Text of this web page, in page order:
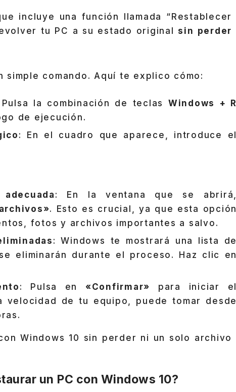
incluye una función llamada “Restablecer
tu PC a su estado originalsin perder
comando. Aquí te explico cómo:
la combinación de teclas Windows + R
de ejecución.
: En el cuadro que aparece, introduce el
: En la ventana que se abrirá,
. Esto es crucial, ya que esta opción
fotos y archivos importantes a salvo.
: Windows te mostrará una lista de
eliminarán durante el proceso. Haz clic en
: Pulsa en «Confirmar»
para iniciar el
velocidad de tu equipo, puede tomar desde
Windows 10 sin perder ni un solo archivo
un PC con Windows 10?